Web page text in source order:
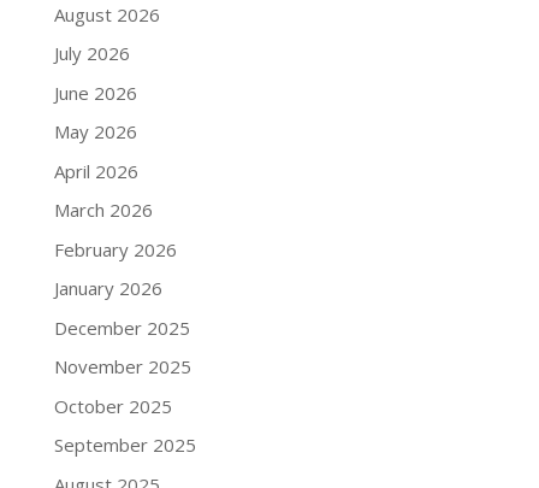
August 2026
July 2026
June 2026
May 2026
April 2026
March 2026
February 2026
January 2026
December 2025
November 2025
October 2025
September 2025